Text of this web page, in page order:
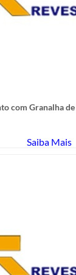
com Granalha
Saiba Mais